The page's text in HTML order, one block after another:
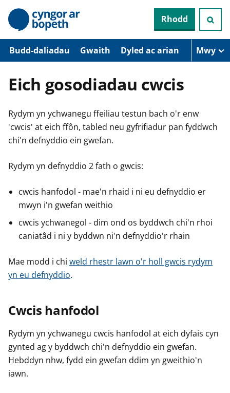
N
d
w
Rhodd
Budd-daliadau Gwaith Dyled ac arian Mwy
Eich gosodiadau cwcis
Rydym yn ychwanegu ffeiliau testun bach o'r enw
'cwcis' at eich ffôn, tabled neu gyfrifiadur pan fyddwch
chi'n defnyddio ein gwefan.
Rydym yn defnyddio 2 fath o gwcis:
cwcis hanfodol - mae'n rhaid i ni eu defnyddio er
mwyn i'n gwefan weithio
cwcis ychwanegol - dim ond os byddwch chi'n rhoi
caniatâd i ni y byddwn ni'n defnyddio'r rhain
Mae modd i chi weld rhestr lawn o'r holl gwcis rydym
yn eu defnyddio.
Cwcis hanfodol
Rydym yn ychwanegu cwcis hanfodol at eich dyfais cyn
gynted ag y byddwch chi'n defnyddio ein gwefan.
Hebddyn nhw, fydd ein gwefan ddim yn gweithio'n
iawn.